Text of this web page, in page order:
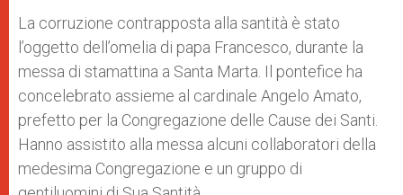
p
p
g
e
r
o
k
r
La corruzione contrapposta alla santità è stato
l’oggetto dell’omelia di papa Francesco, durante la
messa di stamattina a Santa Marta. Il pontefice ha
concelebrato assieme al cardinale Angelo Amato,
prefetto per la Congregazione delle Cause dei Santi.
Hanno assistito alla messa alcuni collaboratori della
medesima Congregazione e un gruppo di